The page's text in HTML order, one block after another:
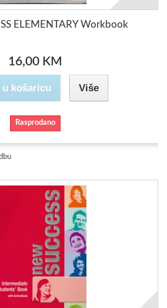
ELEMENTARY Workbook
16,00 KM
u košaricu Više
Rasprodano